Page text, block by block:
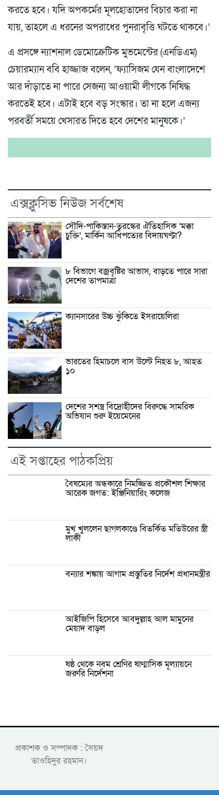
করতে হবে। যদি অপকর্মের মূলহোতাদের বিচার করা না
যায়, তাহলে এ ধরনের অপরাধের পুনরাবৃত্তি ঘটতে থাকবে।’
এ প্রসঙ্গে ন্যাশনাল ডেমোক্রেটিক মুভমেন্টের (এনডিএম)
চেয়ারম্যান ববি হাজ্জাজ বলেন, ‘ফ্যাসিজম যেন বাংলাদেশে
আর দাঁড়াতে না পারে সেজন্য আওয়ামী লীগকে নিষিদ্ধ
করতেই হবে। এটাই হবে বড় সংস্কার। তা না হলে এজন্য
পরবর্তী সময়ে খেসারত দিতে হবে দেশের মানুষকে।’
এক্সক্লুসিভ নিউজ সর্বশেষ
সৌদি-পাকিস্তান-তুরস্কের ঐতিহাসিক ‘মক্কা
চুক্তি’, মার্কিন আধিপত্যের বিদায়ঘণ্টা?
৮ বিভাগে বজ্রবৃষ্টির আভাস, বাড়তে পারে সারা
দেশের তাপমাত্রা
ক্যানসারের উচ্চ ঝুঁকিতে ইসরায়েলিরা
ভারতের হিমাচলে বাস উল্টে নিহত ৮, আহত
১০
দেশের সশস্ত্র বিদ্রোহীদের বিরুদ্ধে সামরিক
অভিযান শুরু ইয়েমেনের
এই সপ্তাহের পাঠকপ্রিয়
বৈষম্যের অন্ধকারে নিমজ্জিত প্রকৌশল শিক্ষার
আরেক জগত: ইঞ্জিনিয়ারিং কলেজ
মুখ খুললেন ছাগলকাণ্ডে বিতর্কিত মতিউরের স্ত্রী
লাকী
বন্যার শঙ্কায় আগাম প্রস্তুতির নির্দেশ প্রধানমন্ত্রীর
আইজিপি হিসেবে আবদুল্লাহ আল মামুনের
মেয়াদ বাড়ল
ষষ্ঠ থেকে নবম শ্রেণির ষাণ্মাসিক মূল্যায়নে
জরুরি নির্দেশনা
প্রকাশক ও সম্পাদক : সৈয়দ
তাওহিদুর রহমান।